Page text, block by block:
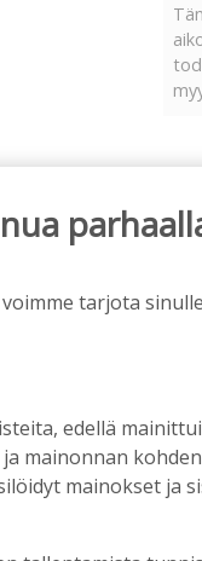
tarjota
edellä
mainonnan
mainokset ja